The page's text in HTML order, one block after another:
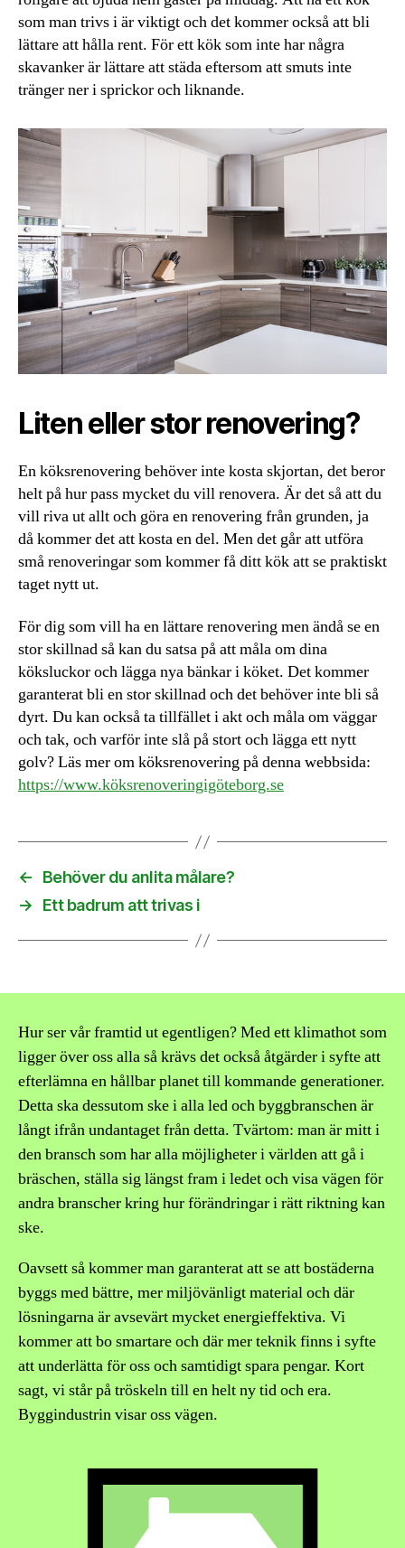
som man trivs i är viktigt och det kommer också att bli
lättare att hålla rent. För ett kök som inte har några
skavanker är lättare att städa eftersom att smuts inte
tränger ner i sprickor och liknande.
Liten eller stor renovering?
En köksrenovering behöver inte kosta skjortan, det beror
helt på hur pass mycket du vill renovera. Är det så att du
vill riva ut allt och göra en renovering från grunden, ja
då kommer det att kosta en del. Men det går att utföra
små renoveringar som kommer få ditt kök att se praktiskt
taget nytt ut.
För dig som vill ha en lättare renovering men ändå se en
stor skillnad så kan du satsa på att måla om dina
köksluckor och lägga nya bänkar i köket. Det kommer
garanterat bli en stor skillnad och det behöver inte bli så
dyrt. Du kan också ta tillfället i akt och måla om väggar
och tak, och varför inte slå på stort och lägga ett nytt
golv? Läs mer om köksrenovering på denna webbsida:
https://www.köksrenoveringigöteborg.se
←
Behöver du anlita målare?
→
Ett badrum att trivas i
Hur ser vår framtid ut egentligen? Med ett klimathot som
ligger över oss alla så krävs det också åtgärder i syfte att
efterlämna en hållbar planet till kommande generationer.
Detta ska dessutom ske i alla led och byggbranschen är
långt ifrån undantaget från detta. Tvärtom: man är mitt i
den bransch som har alla möjligheter i världen att gå i
bräschen, ställa sig längst fram i ledet och visa vägen för
andra branscher kring hur förändringar i rätt riktning kan
ske.
Oavsett så kommer man garanterat att se att bostäderna
byggs med bättre, mer miljövänligt material och där
lösningarna är avsevärt mycket energieffektiva. Vi
kommer att bo smartare och där mer teknik finns i syfte
att underlätta för oss och samtidigt spara pengar. Kort
sagt, vi står på tröskeln till en helt ny tid och era.
Byggindustrin visar oss vägen.